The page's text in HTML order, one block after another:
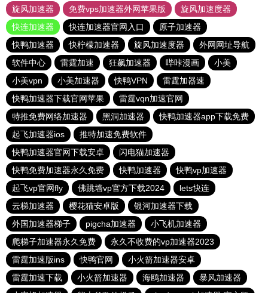
旋风加速器
免费vps加速器外网苹果版
旋风加速度器
快连加速器
快连加速器官网入口
原子加速器
快鸭加速器
快柠檬加速器 旋风加速度器
外网网址导航
软件中心
雷霆加速 狂飙加速器 哔咔漫画
小美
小美vpn
小美加速器 快鸭VPN
雷霆加器速
快鸭加速器下载官网苹果
雷霆vqn加速官网
特推免费网络加速器
黑洞加速器
快鸭加速器app下载免费
起飞加速器ios
推特加速免费软件
快鸭加速器官网下载安卓
闪电猫加速器
快鸭免费加速器永久免费
快鸭加速器
快鸭vp加速器
起飞vp官网fly
佛跳墙vp官方下载2024
lets快连
云梯加速器
樱花猫安卓版
银河加速器下载
外国加速器梯子
pigcha加速器
小飞机加速器
爬梯子加速器永久免费
永久不收费的vp加速器2023
雷霆加速版ins
快鸭官网
小火箭加速器安卓
雷霆加速下载
小火箭加速器 海鸥加速器
暴风加速器